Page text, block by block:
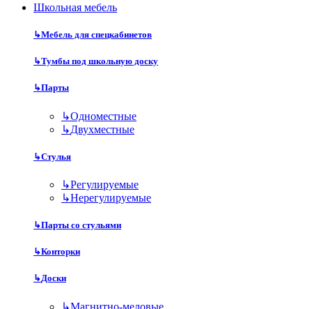
Школьная мебель
↳Мебель для спецкабинетов
↳Тумбы под школьную доску
↳Парты
↳Одноместные
↳Двухместные
↳Стулья
↳Регулируемые
↳Нерегулируемые
↳Парты со стульями
↳Конторки
↳Доски
↳Магнитно-меловые